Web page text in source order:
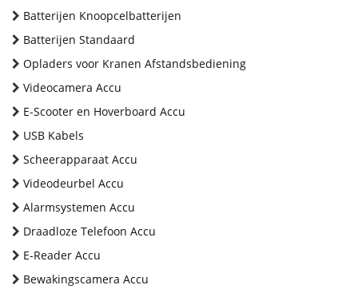
Batterijen Knoopcelbatterijen
Batterijen Standaard
Opladers voor Kranen Afstandsbediening
Videocamera Accu
E-Scooter en Hoverboard Accu
USB Kabels
Scheerapparaat Accu
Videodeurbel Accu
Alarmsystemen Accu
Draadloze Telefoon Accu
E-Reader Accu
Bewakingscamera Accu